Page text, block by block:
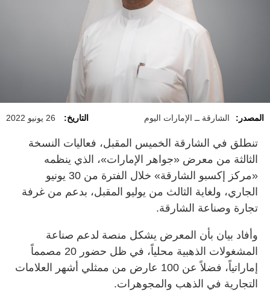
المصدر: الشارقة ــ الإمارات اليوم التاريخ: 26 يونيو 2022
تنطلق في الشارقة الخميس المقبل، فعاليات النسخة
الثالثة من معرض «جواهر الإمارات»، الذي ينظمه
«مركز إكسبو الشارقة» خلال الفترة من 30 يونيو
الجاري، ولغاية الثالث من يوليو المقبل، بدعم من غرفة
تجارة وصناعة الشارقة.
وأفاد بيان بأن المعرض يشكل منصة لدعم صناعة
المشغولات الذهبية محلياً، في ظل حضور 20 مصمماً
إماراتياً، فضلاً عن 100 عارض من ممثلي أشهر العلامات
التجارية في الذهب والمجوهرات.